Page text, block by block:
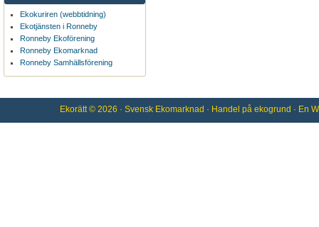
Ekokuriren (webbtidning)
Ekotjänsten i Ronneby
Ronneby Ekoförening
Ronneby Ekomarknad
Ronneby Samhällsförening
Ekorätt© 2026 ·Svensk Ekomarknad · Handel påekogrund · En